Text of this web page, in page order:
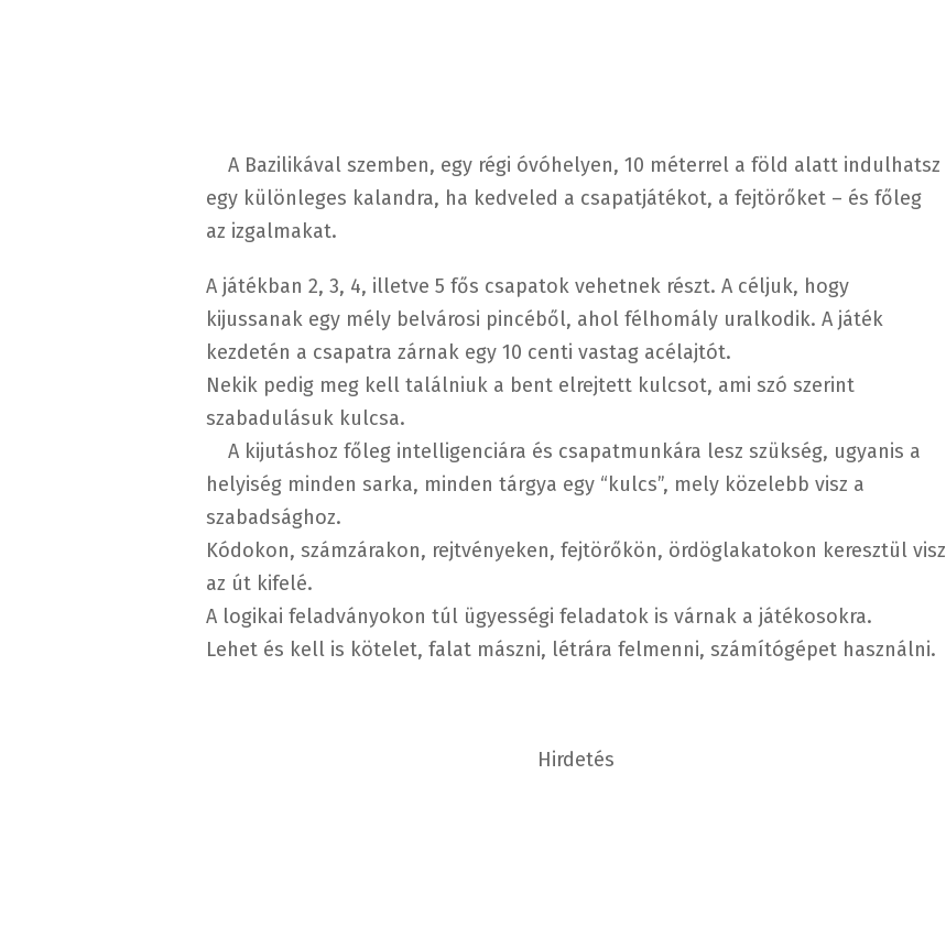
A Bazilikával szemben, egy régi óvóhelyen, 10 méterrel a föld alatt indulhatsz
egy különleges kalandra, ha kedveled a csapatjátékot, a fejtörőket – és főleg
az izgalmakat.
A játékban 2, 3, 4, illetve 5 fős csapatok vehetnek részt. A céljuk, hogy
kijussanak egy mély belvárosi pincéből, ahol félhomály uralkodik. A játék
kezdetén a csapatra zárnak egy 10 centi vastag acélajtót.
Nekik pedig meg kell találniuk a bent elrejtett kulcsot, ami szó szerint
szabadulásuk kulcsa.
A kijutáshoz főleg intelligenciára és csapatmunkára lesz szükség, ugyanis a
helyiség minden sarka, minden tárgya egy “kulcs”, mely közelebb visz a
szabadsághoz.
Kódokon, számzárakon, rejtvényeken, fejtörőkön, ördöglakatokon keresztül visz
az út kifelé.
A logikai feladványokon túl ügyességi feladatok is várnak a játékosokra.
Lehet és kell is kötelet, falat mászni, létrára felmenni, számítógépet használni.
Hirdetés